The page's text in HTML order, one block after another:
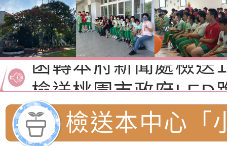
函轉桃園市政府「
性(防空)演習執行計
轉桃園市政府「
（防空）演習－行動
演練」
檢送桃園市政府家庭
「115年度祖孫樂淘
節慶祝活動」海報電
函轉本府新聞處檢送
交通安全宣導標語播
道安宣導影像素材
檢送桃園市政府LED
字稿及LCD託播影片
檢送行政院新聞傳播
月份公共服務政策溝
檢送本市馬祖新村眷
檢送本中心「